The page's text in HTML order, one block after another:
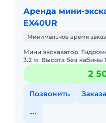
Аренда мини-
EX40UR
Минимальное время
Мини экскаватор.
3.2 м. Высота без кабины
бассейны. Можем копать
оплачи
2
Позвонить